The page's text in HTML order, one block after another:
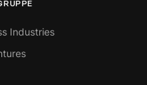
Industries